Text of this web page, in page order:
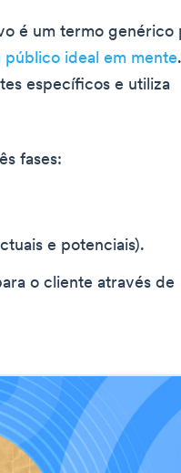
é um termo genérico
ideal em mente
específicos e utiliza
fases:
e potenciais).
o cliente através de